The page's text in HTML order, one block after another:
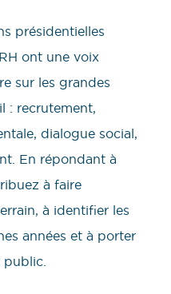
présidentielles
ont une voix
sur les grandes
: recrutement,
dialogue social,
En répondant à
à faire
à identifier les
années et à porter